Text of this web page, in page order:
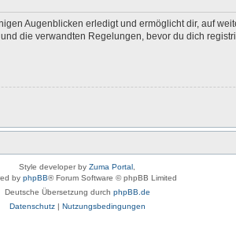
Augenblicken erledigt und ermöglicht dir, auf
die verwandten Regelungen, bevor du dich
Style developer by Zuma Portal
by phpBB® Forum Software © phpBB Limited
Deutsche Übersetzung durch phpBB.de
Datenschutz| Nutzungsbedingungen